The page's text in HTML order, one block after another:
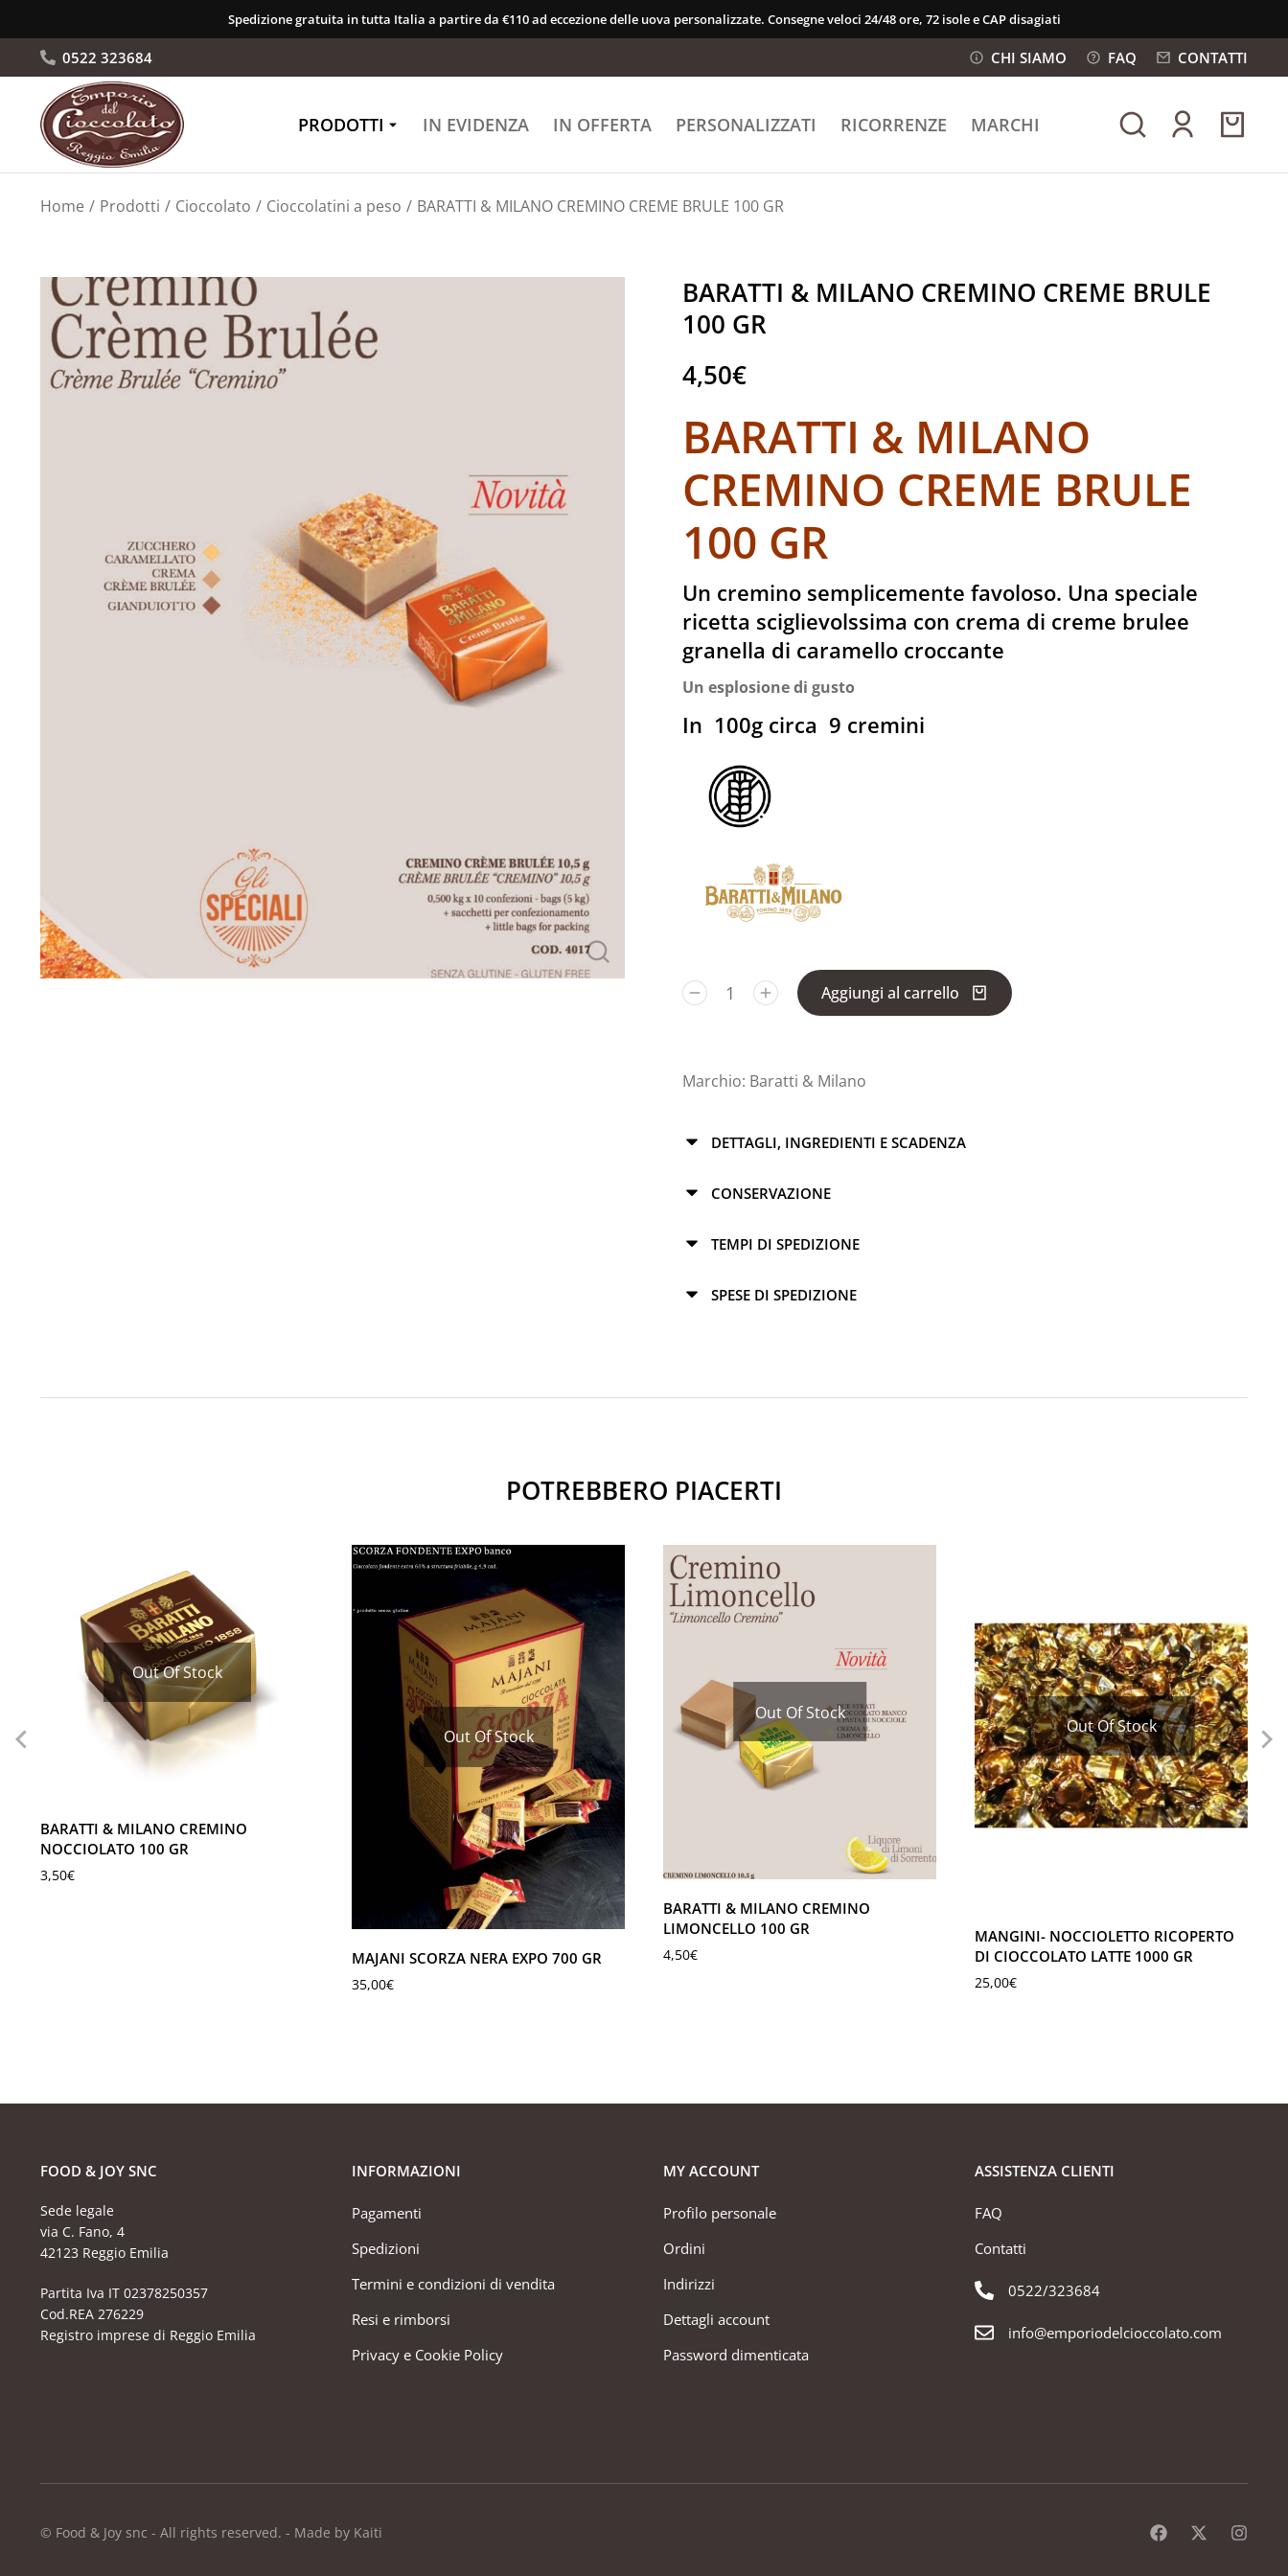
Spedizione gratuita in tutta Italia a partire da €110 ad eccezione delle uova personalizzate. Consegne veloci 24/48 ore, 72 isole e CAP disagiati
0522 323684 CHI SIAMO FAQ CONTATTI
PRODOTTI IN EVIDENZA IN OFFERTA PERSONALIZZATI RICORRENZE MARCHI
Tu sei qui:
Home Prodotti Cioccolato Cioccolatini a peso BARATTI & MILANO CREMINO CREME BRULE 100 GR
BARATTI & MILANO CREMINO CREME BRULE
100 GR
4,50€
BARATTI & MILANO
CREMINO CREME BRULE
100 GR
Un cremino semplicemente favoloso. Una speciale
ricetta sciglievolssima con crema di creme brulee
granella di caramello croccante
Un esplosione di gusto
In 100g circa 9 cremini
Aggiungi al carrello
Marchio: Baratti & Milano
DETTAGLI, INGREDIENTI E SCADENZA
CONSERVAZIONE
TEMPI DI SPEDIZIONE
SPESE DI SPEDIZIONE
POTREBBERO PIACERTI
Out Of Stock
BARATTI & MILANO CREMINO
NOCCIOLATO 100 GR
3,50€
Out Of Stock
MAJANI SCORZA NERA EXPO 700 GR
35,00€
Out Of Stock
BARATTI & MILANO CREMINO
LIMONCELLO 100 GR
4,50€
Out Of Stock
MANGINI- NOCCIOLETTO RICOPERTO
DI CIOCCOLATO LATTE 1000 GR
25,00€
FOOD & JOY SNC
Sede legale
via C. Fano, 4
42123 Reggio Emilia
Partita Iva IT 02378250357
Cod.REA 276229
Registro imprese di Reggio Emilia
INFORMAZIONI
Pagamenti
Spedizioni
Termini e condizioni di vendita
Resi e rimborsi
Privacy e Cookie Policy
MY ACCOUNT
Profilo personale
Ordini
Indirizzi
Dettagli account
Password dimenticata
ASSISTENZA CLIENTI
FAQ
Contatti
0522/323684
info@emporiodelcioccolato.com
© Food & Joy snc - All rights reserved. - Made by Kaiti